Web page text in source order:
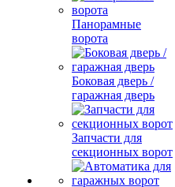
Панорамные
ворота
Боковая дверь /
гаражная дверь
Запчасти для
секционных ворот